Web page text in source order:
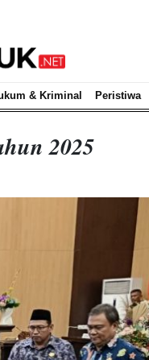
& Kriminal Peristiwa
2025